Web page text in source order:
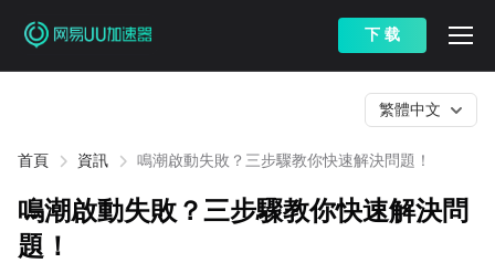
下 载
首頁 資訊 鳴潮啟動失敗？三步驟教你快速解決問題！
繁體中文
鳴潮啟動失敗？三步驟教你快速解決問
題！